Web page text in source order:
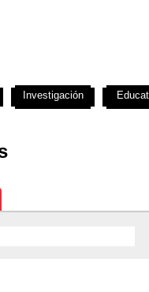
Investigación